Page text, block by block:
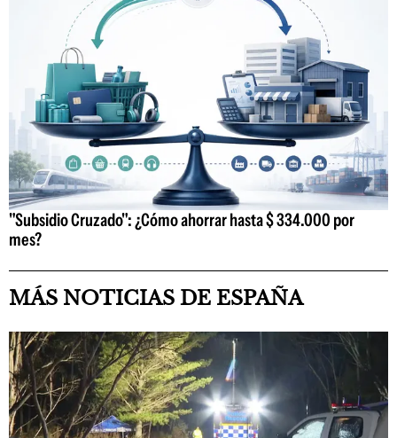
"Subsidio Cruzado": ¿Cómo ahorrar hasta $ 334.000 por
mes?
MÁS NOTICIAS DE ESPAÑA